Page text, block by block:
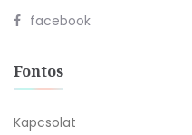
facebook
Fontos
Kapcsolat